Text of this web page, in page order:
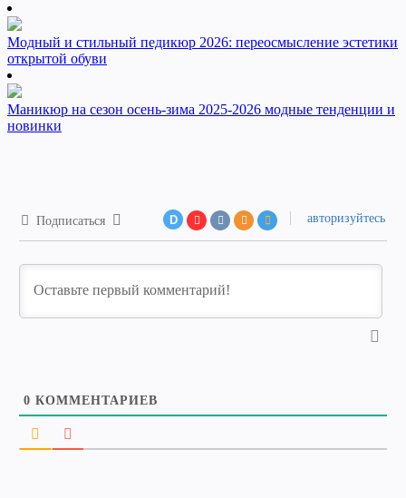
Модный и стильный педикюр 2026: переосмысление эстетики
открытой обуви
Маникюр на сезон осень-зима 2025-2026 модные тенденции и
новинки
Подписаться D авторизуйтесь
0 КОММЕНТАРИЕВ